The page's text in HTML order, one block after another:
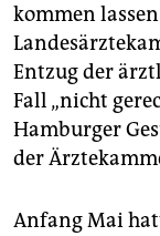
kommen
Entzug der
Fall „nicht
Hamburger
der
Anfang Mai